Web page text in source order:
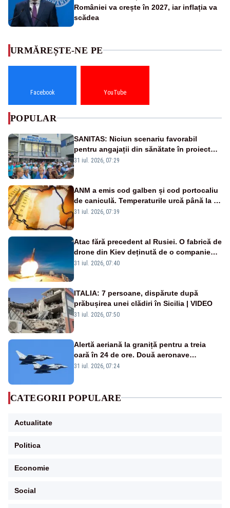
României va crește în 2027, iar inflația va
scădea
URMĂREȘTE-NE PE
Facebook YouTube
POPULAR
SANITAS: Niciun scenariu favorabil
pentru angajații din sănătate în proiectul
Legii salarizării
31 iul. 2026, 07:29
ANM a emis cod galben și cod portocaliu
de caniculă. Temperaturile urcă până la 38
de grade, iar nopțile devin tropicale
31 iul. 2026, 07:39
Atac fără precedent al Rusiei. O fabrică de
drone din Kiev deținută de o companie
americană, distrusă de o rachetă
31 iul. 2026, 07:40
ITALIA: 7 persoane, dispărute după
prăbușirea unei clădiri în Sicilia | VIDEO
31 iul. 2026, 07:50
Alertă aeriană la graniță pentru a treia
oară în 24 de ore. Două aeronave
Eurofighter britanice au fost ridicate de la
31 iul. 2026, 07:24
CATEGORII POPULARE
Actualitate
Politica
Economie
Social